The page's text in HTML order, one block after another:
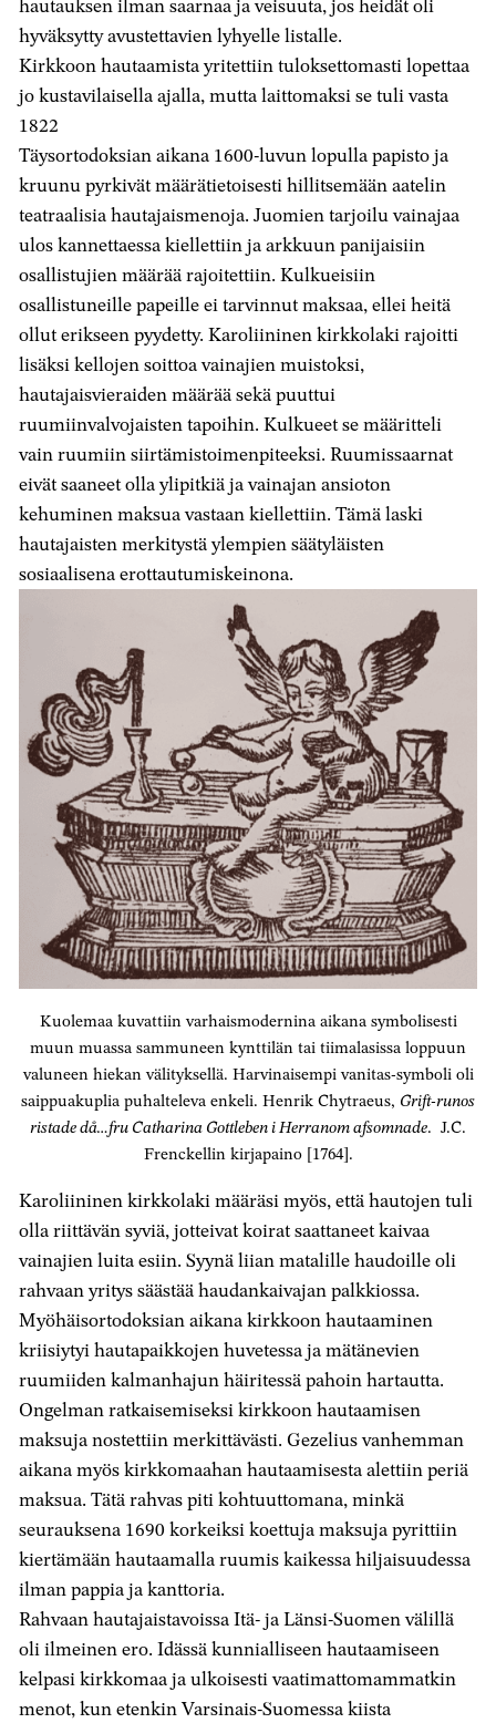
hyväksytty avustettavien lyhyelle listalle.
Kirkkoon hautaamista yritettiin tuloksettomasti lopettaa
jo kustavilaisella ajalla, mutta laittomaksi se tuli vasta
1822
Täysortodoksian aikana 1600-luvun lopulla papisto ja
kruunu pyrkivät määrätietoisesti hillitsemään aatelin
teatraalisia hautajaismenoja. Juomien tarjoilu vainajaa
ulos kannettaessa kiellettiin ja arkkuun panijaisiin
osallistujien määrää rajoitettiin. Kulkueisiin
osallistuneille papeille ei tarvinnut maksaa, ellei heitä
ollut erikseen pyydetty. Karoliininen kirkkolaki rajoitti
lisäksi kellojen soittoa vainajien muistoksi,
hautajaisvieraiden määrää sekä puuttui
ruumiinvalvojaisten tapoihin. Kulkueet se määritteli
vain ruumiin siirtämistoimenpiteeksi. Ruumissaarnat
eivät saaneet olla ylipitkiä ja vainajan ansioton
kehuminen maksua vastaan kiellettiin. Tämä laski
hautajaisten merkitystä ylempien säätyläisten
sosiaalisena erottautumiskeinona.
Kuolemaa kuvattiin varhaismodernina aikana symbolisesti
muun muassa sammuneen kynttilän tai tiimalasissa loppuun
valuneen hiekan välityksellä. Harvinaisempi vanitas-symboli oli
saippuakuplia puhalteleva enkeli. Henrik Chytraeus, Grift-runos
ristade då…fru Catharina Gottleben i Herranom afsomnade. J.C.
Frenckellin kirjapaino [1764].
Karoliininen kirkkolaki määräsi myös, että hautojen tuli
olla riittävän syviä, jotteivat koirat saattaneet kaivaa
vainajien luita esiin. Syynä liian matalille haudoille oli
rahvaan yritys säästää haudankaivajan palkkiossa.
Myöhäisortodoksian aikana kirkkoon hautaaminen
kriisiytyi hautapaikkojen huvetessa ja mätänevien
ruumiiden kalmanhajun häiritessä pahoin hartautta.
Ongelman ratkaisemiseksi kirkkoon hautaamisen
maksuja nostettiin merkittävästi. Gezelius vanhemman
aikana myös kirkkomaahan hautaamisesta alettiin periä
maksua. Tätä rahvas piti kohtuuttomana, minkä
seurauksena 1690 korkeiksi koettuja maksuja pyrittiin
kiertämään hautaamalla ruumis kaikessa hiljaisuudessa
ilman pappia ja kanttoria.
Rahvaan hautajaistavoissa Itä- ja Länsi-Suomen välillä
oli ilmeinen ero. Idässä kunnialliseen hautaamiseen
kelpasi kirkkomaa ja ulkoisesti vaatimattomammatkin
menot, kun etenkin Varsinais-Suomessa kiista